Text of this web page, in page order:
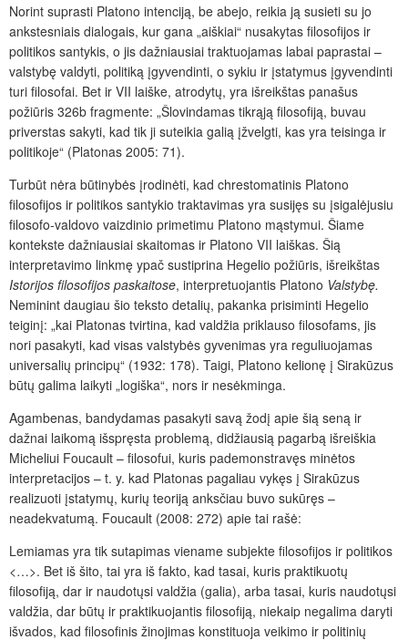
Norint suprasti Platono intenciją, be abejo, reikia ją susieti su jo
ankstesniais dialogais, kur gana „aiškiai“ nusakytas filosofijos ir
politikos santykis, o jis dažniausiai traktuojamas labai paprastai –
valstybę valdyti, politiką įgyvendinti, o sykiu ir įstatymus įgyvendinti
turi filosofai. Bet ir VII laiške, atrodytų, yra išreikštas panašus
požiūris 326b fragmente: „Šlovindamas tikrąją filosofiją, buvau
priverstas sakyti, kad tik ji suteikia galią įžvelgti, kas yra teisinga ir
politikoje“ (Platonas 2005: 71).
Turbūt nėra būtinybės įrodinėti, kad chrestomatinis Platono
filosofijos ir politikos santykio traktavimas yra susijęs su įsigalėjusiu
filosofo-valdovo vaizdinio primetimu Platono mąstymui. Šiame
kontekste dažniausiai skaitomas ir Platono VII laiškas. Šią
interpretavimo linkmę ypač sustiprina Hegelio požiūris, išreikštas
Istorijos filosofijos pa­skaitose, interpretuojantis Platono Valstybę.
Neminint daugiau šio teksto detalių, pakanka prisiminti Hegelio
teiginį: „kai Platonas tvirtina, kad valdžia priklauso filosofams, jis
nori pasakyti, kad visas valstybės gyvenimas yra reguliuojamas
universalių principų“ (1932: 178). Taigi, Platono kelionę į Sirakūzus
būtų galima laikyti „logiška“, nors ir nesėkminga.
Agambenas, bandydamas pasakyti savą žodį apie šią seną ir
dažnai laikomą išspręsta problemą, didžiausią pagarbą išreiškia
Micheliui Foucault – filosofui, kuris pademonstravęs minėtos
interpretacijos – t. y. kad Platonas pagaliau vykęs į Sirakūzus
realizuoti įstatymų, kurių teoriją anksčiau buvo sukūręs –
neadekvatumą. Foucault (2008: 272) apie tai rašė:
Lemiamas yra tik sutapimas viename subjekte filosofijos ir politikos
<…>. Bet iš šito, tai yra iš fakto, kad tasai, kuris praktikuotų
filosofiją, dar ir naudotųsi valdžia (galia), arba tasai, kuris naudotųsi
valdžia, dar būtų ir praktikuojantis filosofiją, niekaip negalima daryti
išvados, kad filosofinis žinojimas konstituoja veikimo ir politinių